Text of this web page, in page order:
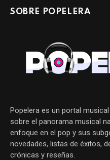
SOBRE POPELERA
Popelera es un portal
sobre el panorama musical
enfoque en el pop y sus
novedades, listas de éxitos,
crónicas y reseñas.